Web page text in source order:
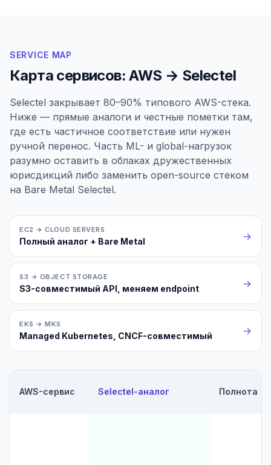
SERVICE MAP
Карта сервисов: AWS → Selectel
Selectel закрывает 80–90% типового AWS-стека.
Ниже — прямые аналоги и честные пометки там,
где есть частичное соответствие или нужен
ручной перенос. Часть ML- и global-нагрузок
разумно оставить в облаках дружественных
юрисдикций либо заменить open-source стеком
на Bare Metal Selectel.
EC2 → CLOUD SERVERS
Полный аналог + Bare Metal →
S3 → OBJECT STORAGE
S3-совместимый API, меняем endpoint →
EKS → MKS
Managed Kubernetes, CNCF-совместимый →
AWS-сервис Selectel-аналог Полнота